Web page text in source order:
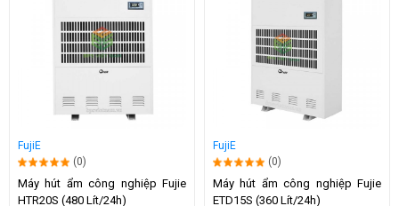
FujiE
(0)
Máy hút ẩm công nghiệp Fujie
HTR20S (480 Lít/24h)
FujiE
(0)
Máy hút ẩm công nghiệp Fujie
ETD15S (360 Lít/24h)